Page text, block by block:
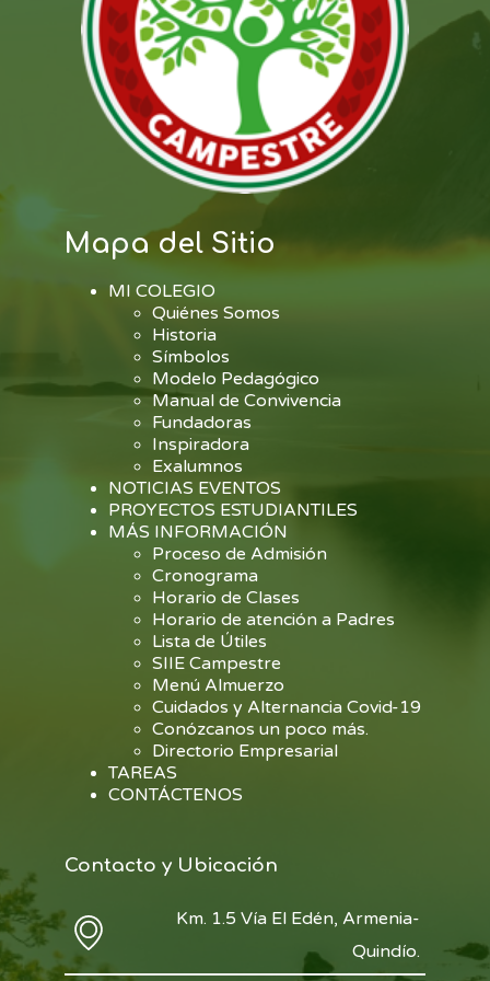
Mapa del Sitio
MI COLEGIO
Quiénes Somos
Historia
Símbolos
Modelo Pedagógico
Manual de Convivencia
Fundadoras
Inspiradora
Exalumnos
NOTICIAS EVENTOS
PROYECTOS ESTUDIANTILES
MÁS INFORMACIÓN
Proceso de Admisión
Cronograma
Horario de Clases
Horario de atención a Padres
Lista de Útiles
SIIE Campestre
Menú Almuerzo
Cuidados y Alternancia Covid-19
Conózcanos un poco más.
Directorio Empresarial
TAREAS
CONTÁCTENOS
Contacto y Ubicación
Km. 1.5 Vía El Edén, Armenia-
Quindío.